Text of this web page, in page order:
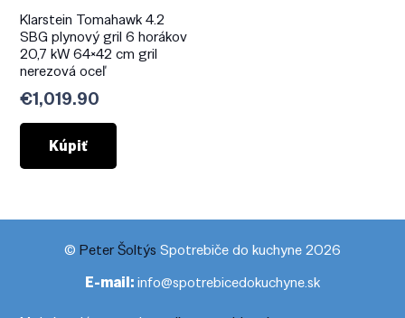
Klarstein Tomahawk 4.2
SBG plynový gril 6 horákov
20,7 kW 64×42 cm gril
nerezová oceľ
€1,019.90
Kúpiť
© Peter Šoltýs Spotrebiče do kuchyne 2026
E-mail:info@spotrebicedokuchyne.sk